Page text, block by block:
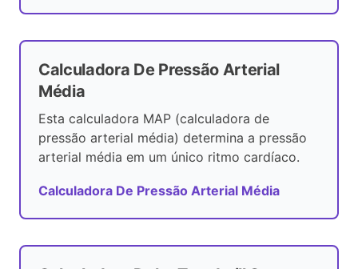
Calculadora De Pressão Arterial
Média
Esta calculadora MAP (calculadora de
pressão arterial média) determina a pressão
arterial média em um único ritmo cardíaco.
Calculadora De Pressão Arterial Média